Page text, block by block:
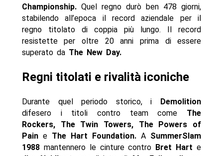
Championship.Quel regno durò ben 478 giorni,
stabilendo all’epoca il record aziendale per il
regno titolato di coppia più lungo. Il record
resistette per oltre 20 anni prima di essere
superato da The New Day.
Regni titolati e rivalità iconiche
Durante quel periodo storico, i
Demolition
difesero i titoli contro team come The
Rockers, The Twin Towers, The Powers of
Paine The Hart Foundation. A SummerSlam
1988mantennero le cinture contro Bret Hart e